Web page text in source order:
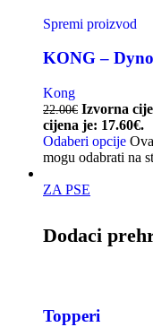
Spremi proizvod
KONG –
Kong
22.00€ Izvorna
cijena je: 17.60€.
Odaberi opcije
mogu odabrati na
ZA PSE
Dodaci
Topperi